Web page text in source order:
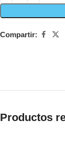
Compartir:
Productos